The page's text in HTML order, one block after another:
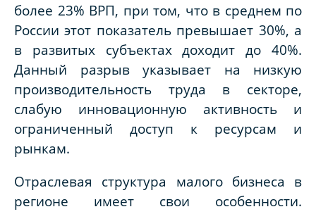
более 23% ВРП, при том, что в среднем по
России этот показатель превышает 30%, а
в развитых субъектах доходит до 40%.
Данный разрыв указывает на низкую
производительность труда в секторе,
слабую инновационную активность и
ограниченный доступ к ресурсам и
рынкам.
Отраслевая структура малого бизнеса в
регионе имеет свои особенности.